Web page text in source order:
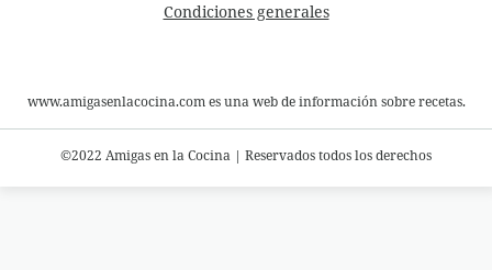
Condiciones generales
www.amigasenlacocina.com es una web de información sobre recetas.
©2022 Amigas en la Cocina | Reservados todos los derechos